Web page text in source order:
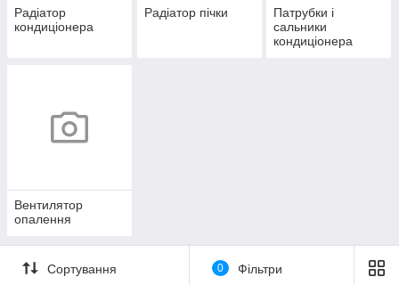
Радіатор
кондиціонера
Радіатор пічки
Патрубки і
сальники
кондиціонера
Вентилятор
опалення
Сортування 0 Фільтри